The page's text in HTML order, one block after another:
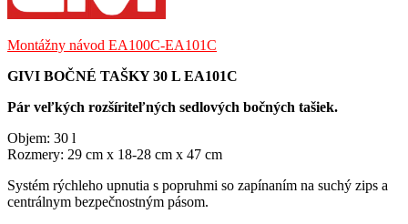
držiaky
Montážny návod EA100C-EA101C
GIVI BOČNÉ TAŠKY 30 L EA101C
Pár veľkých rozšíriteľných sedlových bočných tašiek.
Objem: 30 l
Rozmery: 29 cm x 18-28 cm x 47 cm
Systém rýchleho upnutia s popruhmi so zapínaním na suchý zips a
centrálnym bezpečnostným pásom.